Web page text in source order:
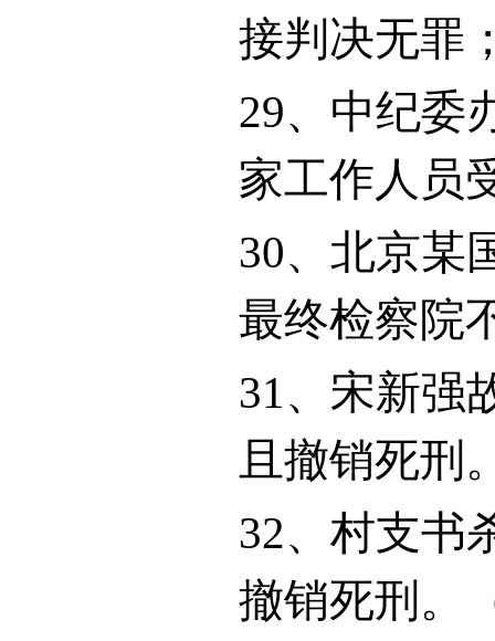
接判决无罪
29、中纪委
家工作人员
30、北京某
最终检察院
31、宋新强
且撤销死刑
32、村支书
撤销死刑。